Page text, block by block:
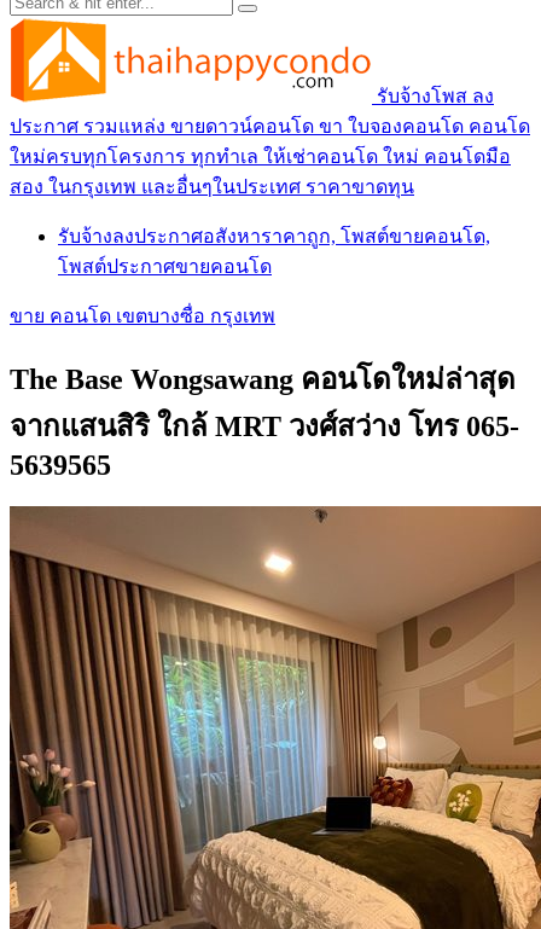
รับจ้างโพส ลง
ประกาศ รวมแหล่ง ขายดาวน์คอนโด ขา ใบจองคอนโด คอนโด
ใหม่ครบทุกโครงการ ทุกทำเล ให้เช่าคอนโด ใหม่ คอนโดมือ
สอง ในกรุงเทพ และอื่นๆในประเทศ ราคาขาดทุน
รับจ้างลงประกาศอสังหาราคาถูก, โพสต์ขายคอนโด,
โพสต์ประกาศขายคอนโด
ขาย คอนโด เขตบางซื่อ กรุงเทพ
The Base Wongsawang คอนโดใหม่ล่าสุด
จากแสนสิริ ใกล้ MRT วงศ์สว่าง โทร 065-
5639565